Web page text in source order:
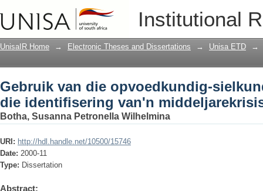
Institutional
Gebruik van die opvoedkundig-
middeljarekrisis
UnisaIR Home → Electronic Theses and Dissertations → Unisa ETD →
Gebruik van die opvoedkundig-
die identifisering van'n
Botha, Susanna Petronella Wilhelmina
URI: http://hdl.handle.net/10500/15746
Date: 2000-11
Type: Dissertation
Abstract: